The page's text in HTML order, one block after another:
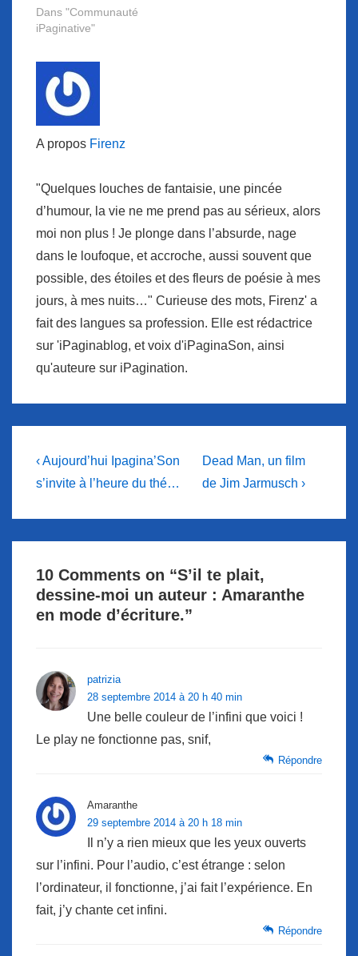
Dans "Communauté
iPaginative"
A propos Firenz
"Quelques louches de fantaisie, une pincée
d’humour, la vie ne me prend pas au sérieux, alors
moi non plus ! Je plonge dans l’absurde, nage
dans le loufoque, et accroche, aussi souvent que
possible, des étoiles et des fleurs de poésie à mes
jours, à mes nuits…" Curieuse des mots, Firenz' a
fait des langues sa profession. Elle est rédactrice
sur 'iPaginablog, et voix d'iPaginaSon, ainsi
qu'auteure sur iPagination.
Navigation
de
l’article
Previous
Post
‹ Aujourd’hui Ipagina’Son
s’invite à l’heure du thé…
Next
Post
Dead Man, un film
de Jim Jarmusch ›
10 Comments on “S’il te plait,
dessine-moi un auteur : Amaranthe
en mode d’écriture.”
patrizia
28 septembre 2014 à 20 h 40 min
Une belle couleur de l’infini que voici !
Le play ne fonctionne pas, snif,
Répondre
Amaranthe
29 septembre 2014 à 20 h 18 min
Il n’y a rien mieux que les yeux ouverts
sur l’infini. Pour l’audio, c’est étrange : selon
l’ordinateur, il fonctionne, j’ai fait l’expérience. En
fait, j’y chante cet infini.
Répondre